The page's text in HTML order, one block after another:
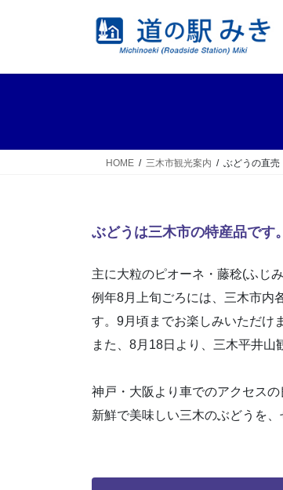
HOME 三木市観光案内 ぶどうの直売
ぶどうは三木市の特産品です。
主に大粒のピオーネ・藤稔(ふじ
例年8月上旬ごろには、三木市内
す。9月頃までお楽しみいただけ
また、8月18日より、三木平井山
神戸・大阪より車でのアクセスの
新鮮で美味しい三木のぶどうを、